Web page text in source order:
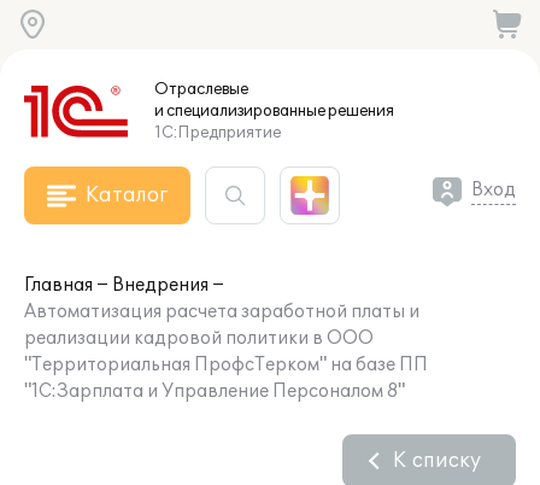
Отраслевые
и специализированныерешения
1С:Предприятие
Каталог Вход
Главная
Внедрения
Автоматизация расчета заработной платы и
реализации кадровой политики в ООО
"Территориальная ПрофсТерком" на базе ПП
"1С:Зарплата и Управление Персоналом 8"
К списку